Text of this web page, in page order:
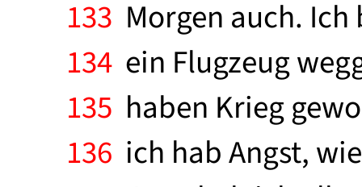
133 Morgen auch.
134 ein Flugzeug
135 haben Krieg
136 ich hab Angst,